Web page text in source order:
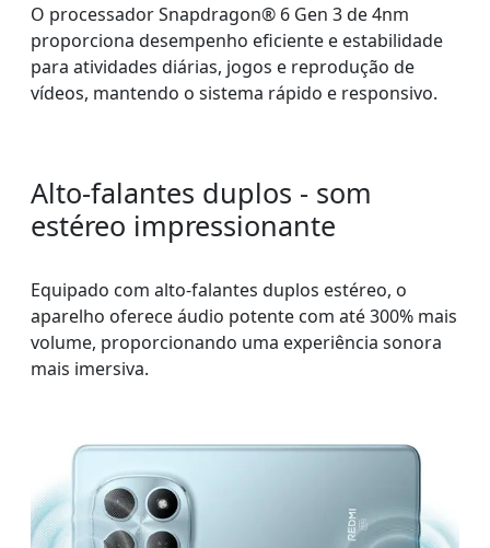
O processador Snapdragon® 6 Gen 3 de 4nm
proporciona desempenho eficiente e estabilidade
para atividades diárias, jogos e reprodução de
vídeos, mantendo o sistema rápido e responsivo.
Alto-falantes duplos - som
estéreo impressionante
Equipado com alto-falantes duplos estéreo, o
aparelho oferece áudio potente com até 300% mais
volume, proporcionando uma experiência sonora
mais imersiva.